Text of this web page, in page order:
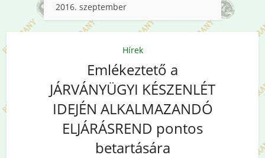
2016. szeptember
Hírek
Emlékeztető a
JÁRVÁNYÜGYI KÉSZENLÉT
IDEJÉN ALKALMAZANDÓ
ELJÁRÁSREND pontos
betartására